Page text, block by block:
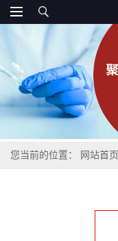
您当前的位置： 网站首页